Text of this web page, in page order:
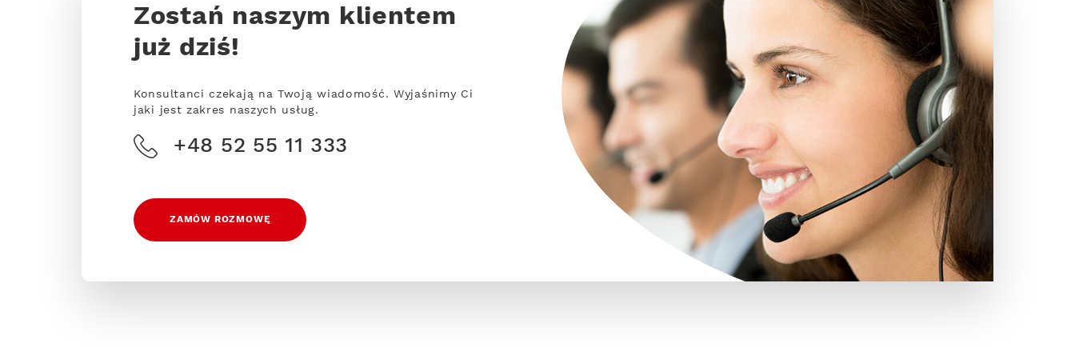
Zostań naszym klientem
już dziś!
Konsultanci czekają na Twoją wiadomość. Wyjaśnimy Ci
jaki jest zakres naszych usług.
+48 52 55 11 333
ZAMÓW ROZMOWĘ